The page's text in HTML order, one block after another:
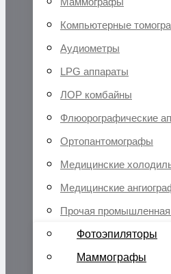
Компьютерные
Аудиометры
LPG аппараты
ЛОР комбайны
Флюорографические
Ортопантомографы
Медицинские
Медицинские
Прочая промышленная
Фотоэпиляторы
Маммографы